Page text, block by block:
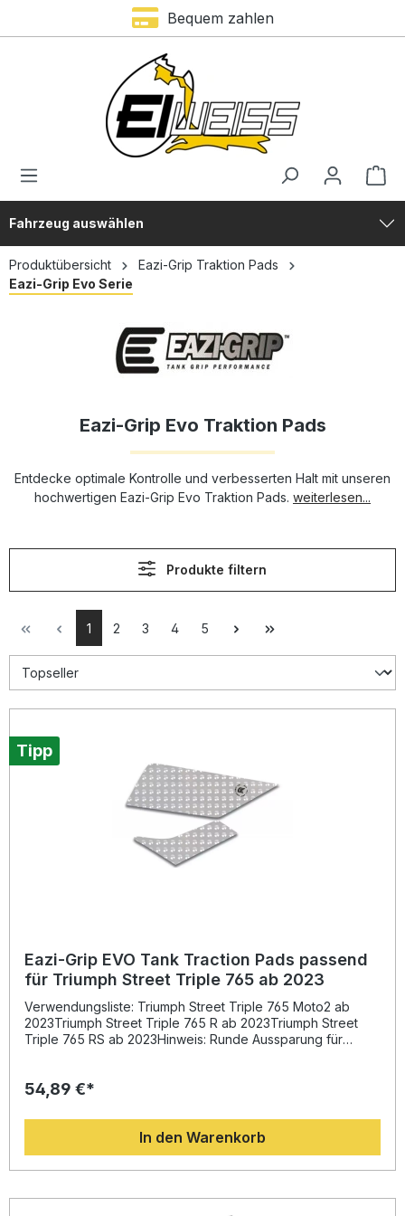
Bequem zahlen
Trustami Bewertung – 4,9 von 5 Sternen
Fahrzeug auswählen
Produktübersicht
Eazi-Grip Traktion Pads
Eazi-Grip Evo Serie
Eazi-Grip Evo Traktion Pads
Entdecke optimale Kontrolle und verbesserten Halt mit unseren
hochwertigen Eazi-Grip Evo Traktion Pads. weiterlesen...
Produkte filtern
1 2 3 4 5
Tipp
Eazi-Grip EVO Tank Traction Pads passend
für Triumph Street Triple 765 ab 2023
Verwendungsliste: Triumph Street Triple 765 Moto2 ab
2023Triumph Street Triple 765 R ab 2023Triumph Street
Triple 765 RS ab 2023Hinweis: Runde Aussparung für
mit führenden Teams der britischen Superbike-
ultradünne Bauweise bieten sie eine hervorragende Optik
und gleichzeitig maximale Funktionalität. Die genoppte
Oberfläche sorgt für optimalen Grip zwischen Fahrer und
Motorrad und reduziert spürbar Bewegungen beim
und entspannteres Fahren. Dank der hochfesten
54,89 €*
In den Warenkorb